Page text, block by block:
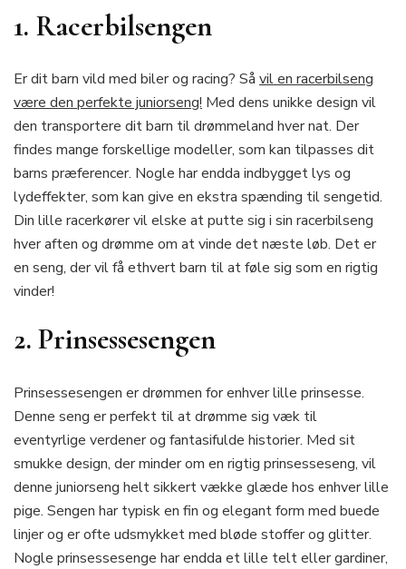
1. Racerbilsengen
Er dit barn vild med biler og racing? Så vil en racerbilseng
være den perfekte juniorseng! Med dens unikke design vil
den transportere dit barn til drømmeland hver nat. Der
findes mange forskellige modeller, som kan tilpasses dit
barns præferencer. Nogle har endda indbygget lys og
lydeffekter, som kan give en ekstra spænding til sengetid.
Din lille racerkører vil elske at putte sig i sin racerbilseng
hver aften og drømme om at vinde det næste løb. Det er
en seng, der vil få ethvert barn til at føle sig som en rigtig
vinder!
2. Prinsessesengen
Prinsessesengen er drømmen for enhver lille prinsesse.
Denne seng er perfekt til at drømme sig væk til
eventyrlige verdener og fantasifulde historier. Med sit
smukke design, der minder om en rigtig prinsesseseng, vil
denne juniorseng helt sikkert vække glæde hos enhver lille
pige. Sengen har typisk en fin og elegant form med buede
linjer og er ofte udsmykket med bløde stoffer og glitter.
Nogle prinsessesenge har endda et lille telt eller gardiner,